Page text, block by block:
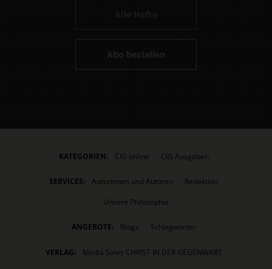
Abo bestellen
KATEGORIEN: CIG online CIG Ausgaben
SERVICES: Autorinnen und Autoren
Redaktion
Unsere Philosophie
ANGEBOTE: Blogs Schlagwörter
VERLAG:
Media Sales CHRIST IN DER GEGENWART